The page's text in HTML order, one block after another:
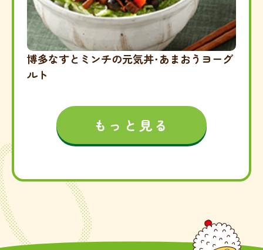
博多なすとミンチの元気丼・あまおうヨーグ
ルト
もっと見る